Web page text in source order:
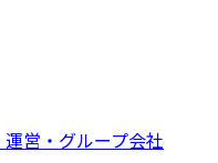
運営・グループ会社